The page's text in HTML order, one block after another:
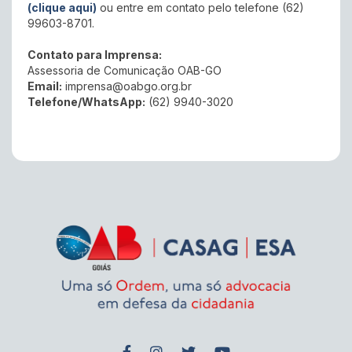
(clique aqui) ou entre em contato pelo telefone (62)
99603-8701.
Contato para Imprensa:
Assessoria de Comunicação OAB-GO
Email: imprensa@oabgo.org.br
Telefone/WhatsApp: (62) 9940-3020